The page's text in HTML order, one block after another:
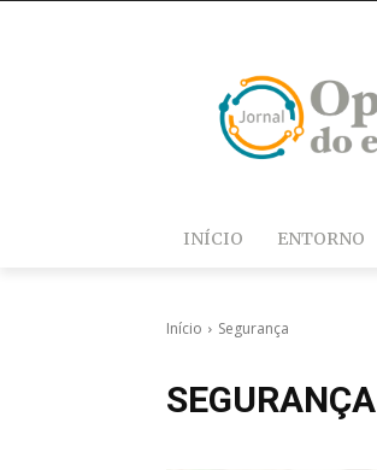
INÍCIO ENTORNO
Início Segurança
SEGURANÇA